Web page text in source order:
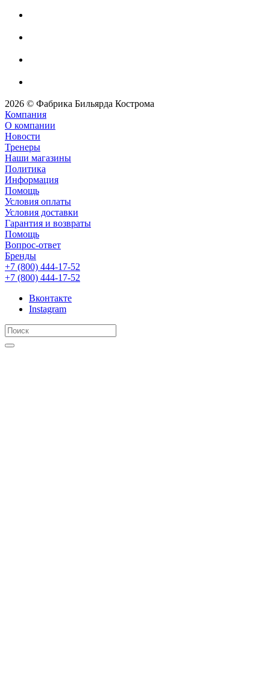
2026 © Фабрика Бильярда Кострома
Компания
О компании
Новости
Тренеры
Наши магазины
Политика
Информация
Помощь
Условия оплаты
Условия доставки
Гарантия и возвраты
Помощь
Вопрос-ответ
Бренды
+7 (800) 444-17-52
+7 (800) 444-17-52
Вконтакте
Instagram